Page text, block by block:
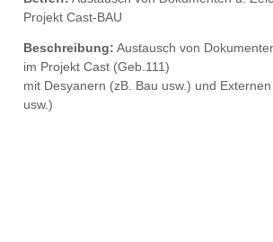
Projekt Cast-BAU
Beschreibung: Austausch von
im Projekt Cast (Geb.111)
mit Desyanern (zB. Bau usw.) und
usw.)